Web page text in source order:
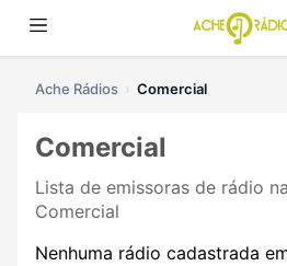
Ache Rádios Comercial
Comercial
Lista de emissoras de rádio
Comercial
Nenhuma rádio cadastrada